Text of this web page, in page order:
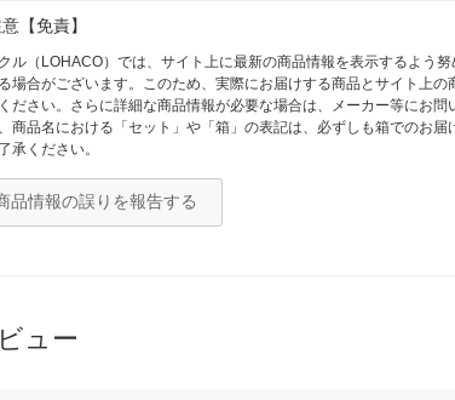
【免責】
ル（LOHACO）では、サイト上に最新の商品情報を表示するよう
場合がございます。このため、実際にお届けする商品とサイト上
ださい。さらに詳細な商品情報が必要な場合は、メーカー等にお問
商品名における「セット」や「箱」の表記は、必ずしも箱でのお
承ください。
品情報の誤りを報告する
ュー